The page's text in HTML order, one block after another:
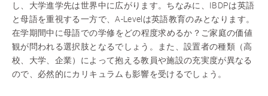
し、大学進学先は世界中に広がります。ちなみに、IBDPは英語
と母語を重視する一方で、A-Levelは英語教育のみとなります。
在学期間中に母語での学修をどの程度求めるか？ご家庭の価値
観が問われる選択肢となるでしょう。また、設置者の種類（高
校、大学、企業）によって抱える教員や施設の充実度が異なる
ので、必然的にカリキュラムも影響を受けるでしょう。